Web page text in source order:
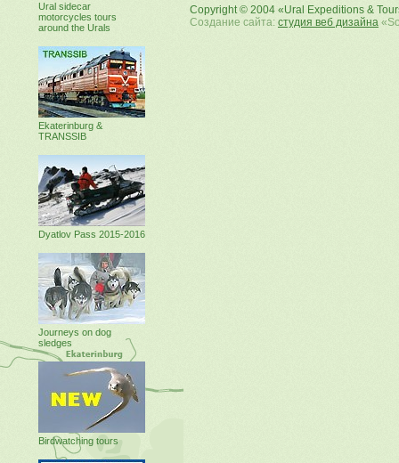
Ural sidecar
motorcycles tours
around the Urals
Ekaterinburg &
TRANSSIB
Dyatlov Pass 2015-2016
Journeys on dog
sledges
Birdwatching tours
Copyright © 2004 «Ural Expeditions &
Создание сайта: студия веб дизайна